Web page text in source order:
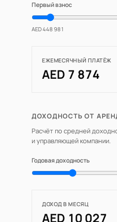
Первый взнос
AED 448 981
ЕЖЕМЕСЯЧНЫЙ ПЛАТЁЖ
AED 7 874
ДОХОДНОСТЬ ОТ
Расчёт по средней
и управляющей компании.
Годовая доходность
ДОХОД В МЕСЯЦ
AED 10 027